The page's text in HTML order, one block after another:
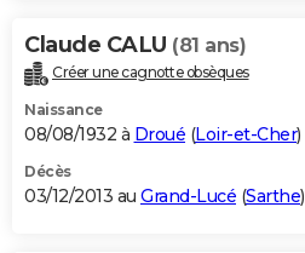
Claude CALU (81 ans)
Créer une cagnotte obsèques
Naissance
08/08/1932 à Droué (Loir-et-Cher)
Décès
03/12/2013 au Grand-Lucé (Sarthe)